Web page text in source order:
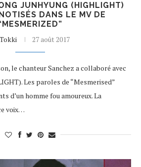
JUNHYUNG (HIGHLIGHT)
DANS LE MV DE
Tokki 27 août 2017
le chanteur Sanchez a collaboré avec
Les paroles de “Mesmerised”
d’un homme fou amoureux. La
voix…